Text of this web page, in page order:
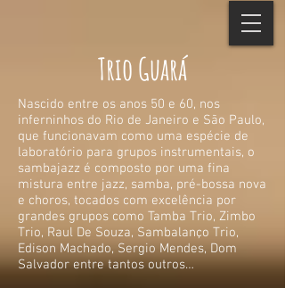
Trio Guará
Nascido entre os anos 50 e 60, nos
inferninhos do Rio de Janeiro e São Paulo,
que funcionavam como uma espécie de
laboratório para grupos instrumentais, o
sambajazz é composto por uma fina
mistura entre jazz, samba, pré-bossa nova
e choros, tocados com excelência por
grandes grupos como Tamba Trio, Zimbo
Trio, Raul De Souza, Sambalanço Trio,
Edison Machado, Sergio Mendes, Dom
Salvador entre tantos outros…